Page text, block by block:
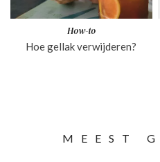
How-to
Hoe gellak verwijderen?
MEEST